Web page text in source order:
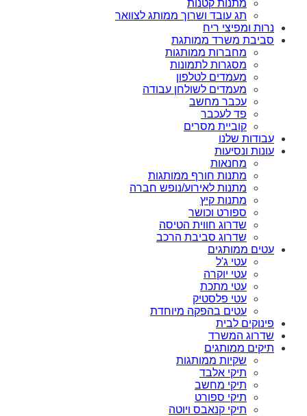
מתנות קטנות
תג עובד ושרוך ממותג לצוואר
נרות ומפיצי ריח
סביבת משרד ממותגת
מחברות ממותגות
מסגרות לתמונות
מעמדים לטלפון
מעמדים לשולחן עבודה
עכבר מחשב
פד לעכבר
קוביית מסרים
עבודות שלנו
עונות ונסיעות
מחנאות
מתנות חורף ממותגות
מתנות לאירוע/נופש חברה
מתנות קיץ
ספורט וכושר
שדרוג חווית הטיסה
שדרוג סביבת הרכב
עטים ממותגים
עטי ג'ל
עטי יוקרה
עטי מתכת
עטי פלסטיק
עטים בהפקה מיוחדת
פינוקים לבית
שדרוג המשרד
תיקים ממותגים
שקיות ממותגות
תיקי אלבד
תיקי מחשב
תיקי ספורט
תיקי קנאבס ויוטה